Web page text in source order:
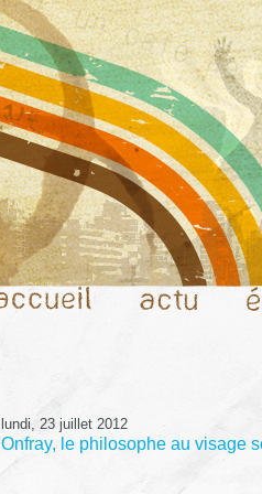
lundi, 23 juillet 2012
Onfray, le philosophe au visage